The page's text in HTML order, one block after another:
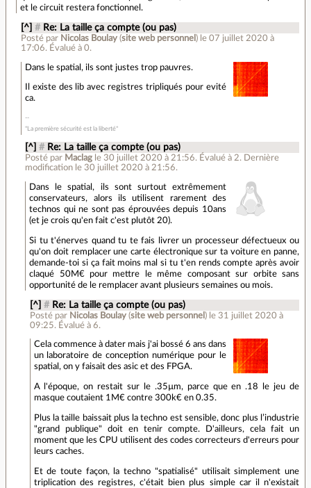
et le circuit restera fonctionnel.
[^] # Re: La taille ça compte (ou pas)
Posté par Nicolas Boulay(site web personnel ) le 07 juillet 2020 à
17:06. Évalué à 0.
Dans le spatial, ils sont justes trop pauvres.
Il existe des lib avec registres tripliqués pour evité
ca.
"La première sécurité est la liberté"
[^] # Re: La taille ça compte (ou pas)
Posté par Maclag le 30 juillet 2020 à 21:56. Évalué à 2. Dernière
modification le 30 juillet 2020 à 21:56.
Dans le spatial, ils sont surtout extrêmement
conservateurs, alors ils utilisent rarement des
technos qui ne sont pas éprouvées depuis 10ans
(et je crois qu'en fait c'est plutôt 20).
Si tu t'énerves quand tu te fais livrer un processeur défectueux ou
qu'on doit remplacer une carte électronique sur ta voiture en panne,
demande-toi si ça fait moins mal si tu t'en rends compte après avoir
claqué 50M€ pour mettre le même composant sur orbite sans
opportunité de le remplacer avant plusieurs semaines ou mois.
[^] # Re: La taille ça compte (ou pas)
Posté par Nicolas Boulay(site web personnel ) le 31 juillet 2020 à
09:25. Évalué à 6.
Cela commence à dater mais j'ai bossé 6 ans dans
un laboratoire de conception numérique pour le
spatial, on y faisait des asic et des FPGA.
A l'époque, on restait sur le .35µm, parce que en .18 le jeu de
masque coutaient 1M€ contre 300k€ en 0.35.
Plus la taille baissait plus la techno est sensible, donc plus l’industrie
"grand publique" doit en tenir compte. D'ailleurs, cela fait un
moment que les CPU utilisent des codes correcteurs d'erreurs pour
leurs caches.
Et de toute façon, la techno "spatialisé" utilisait simplement une
triplication des registres, c'était bien plus simple car il n'existait